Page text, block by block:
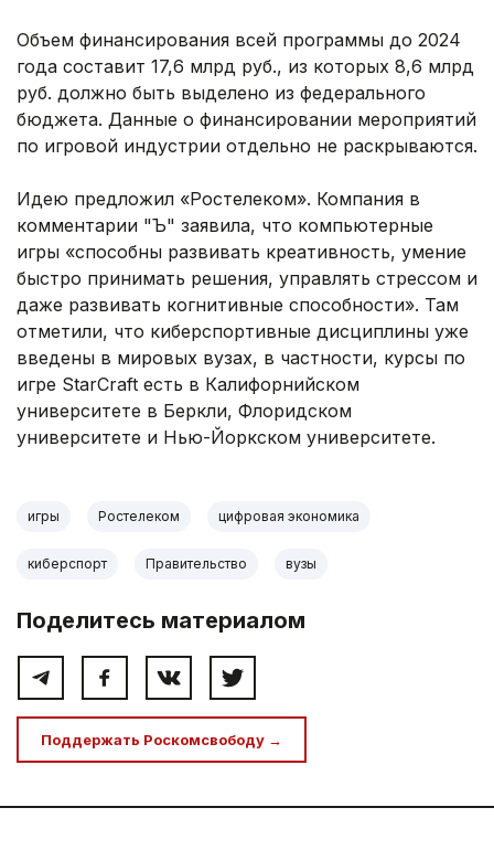
Объем финансирования всей программы до 2024
года составит 17,6 млрд руб., из которых 8,6 млрд
руб. должно быть выделено из федерального
бюджета. Данные о финансировании мероприятий
по игровой индустрии отдельно не раскрываются.
Идею предложил «Ростелеком». Компания в
комментарии "Ъ" заявила, что компьютерные
игры «способны развивать креативность, умение
быстро принимать решения, управлять стрессом и
даже развивать когнитивные способности». Там
отметили, что киберспортивные дисциплины уже
введены в мировых вузах, в частности, курсы по
игре StarCraft есть в Калифорнийском
университете в Беркли, Флоридском
университете и Нью-Йоркском университете.
игры Ростелеком цифровая экономика
киберспорт Правительство вузы
Поделитесь материалом
Поддержать Роскомсвободу →